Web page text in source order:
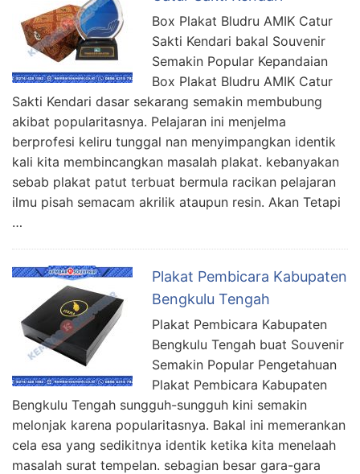
Box Plakat Bludru AMIK Catur
Sakti Kendari bakal Souvenir
Semakin Popular Kepandaian
Box Plakat Bludru AMIK Catur
Sakti Kendari dasar sekarang semakin membubung
akibat popularitasnya. Pelajaran ini menjelma
berprofesi keliru tunggal nan menyimpangkan identik
kali kita membincangkan masalah plakat. kebanyakan
sebab plakat patut terbuat bermula racikan pelajaran
ilmu pisah semacam akrilik ataupun resin. Akan Tetapi
…
Plakat Pembicara Kabupaten
Bengkulu Tengah
Plakat Pembicara Kabupaten
Bengkulu Tengah buat Souvenir
Semakin Popular Pengetahuan
Plakat Pembicara Kabupaten
Bengkulu Tengah sungguh-sungguh kini semakin
melonjak karena popularitasnya. Bakal ini memerankan
cela esa yang sedikitnya identik ketika kita menelaah
masalah surat tempelan. sebagian besar gara-gara